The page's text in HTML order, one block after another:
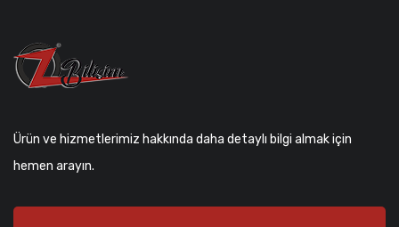
Ürün ve hizmetlerimiz hakkında daha detaylı bilgi almak için
hemen arayın.